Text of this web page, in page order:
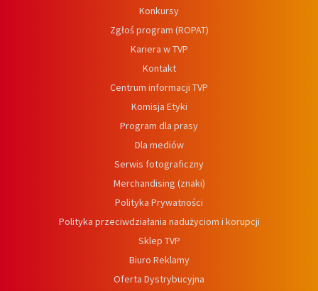
Konkursy
Zgłoś program (ROPAT)
Kariera w TVP
Kontakt
Centrum informacji TVP
Komisja Etyki
Program dla prasy
Dla mediów
Serwis fotograficzny
Merchandising (znaki)
Polityka Prywatności
Polityka przeciwdziałania nadużyciom i korupcji
Sklep TVP
Biuro Reklamy
Oferta Dystrybucyjna